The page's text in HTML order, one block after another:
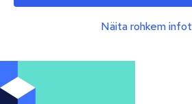
Näita rohkem infot